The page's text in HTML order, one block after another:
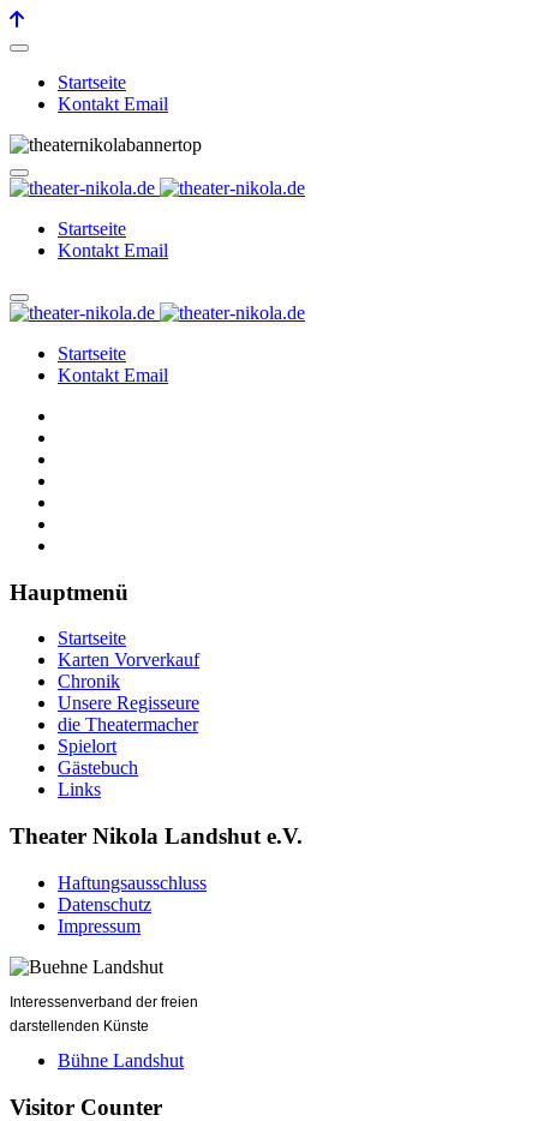
Startseite
Kontakt Email
Startseite
Kontakt Email
Startseite
Kontakt Email
Hauptmenü
Startseite
Karten Vorverkauf
Chronik
Unsere Regisseure
die Theatermacher
Spielort
Gästebuch
Links
Theater Nikola Landshut e.V.
Haftungsausschluss
Datenschutz
Impressum
Interessenverband der freien
darstellenden Künste
Bühne Landshut
Visitor Counter